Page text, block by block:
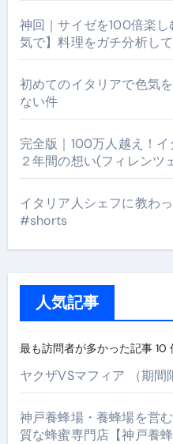
神回｜サイゼを100倍楽
気で】料理をガチ分析して
初めてのイタリアで色気
ない件
完全版｜100万人越え！イ
２年間の想い(フィレンツ
イタリア人シェフに教わ
#shorts
人気記事
最も訪問者が多かった記事 10
ヤクザVSマフィア （期間
神戸養蜂場・養蜂場を営
質な蜂蜜専門店【神戸養